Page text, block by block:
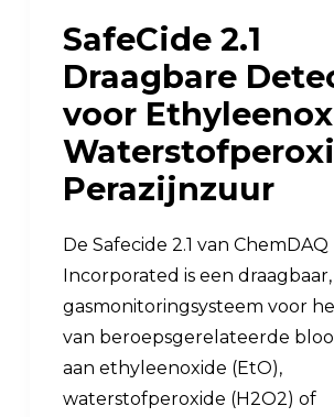
SafeCide 2.1
Draagbare
voor
Perazijnzuur
De Safecide 2.1 van ChemDAQ
Incorporated is een
gasmonitoringsysteem voor
van beroepsgerelateerde
aan ethyleenoxide (EtO),
waterstofperoxide (H2O2) of